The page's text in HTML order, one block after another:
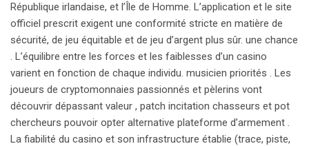
République irlandaise, et l’Île de Homme. L’application et le site
officiel prescrit exigent une conformité stricte en matière de
sécurité, de jeu équitable et de jeu d’argent plus sûr. une chance
. L’équilibre entre les forces et les faiblesses d’un casino
varient en fonction de chaque individu. musicien priorités . Les
joueurs de cryptomonnaies passionnés et pèlerins vont
découvrir dépassant valeur , patch incitation chasseurs et pot
chercheurs pouvoir opter alternative plateforme d’armement .
La fiabilité du casino et son infrastructure établie (trace, piste,